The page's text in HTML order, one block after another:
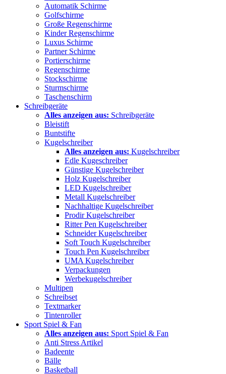
Automatik Schirme
Golfschirme
Große Regenschirme
Kinder Regenschirme
Luxus Schirme
Partner Schirme
Portierschirme
Regenschirme
Stockschirme
Sturmschirme
Taschenschirm
Schreibgeräte
Alles anzeigen aus: Schreibgeräte
Bleistift
Buntstifte
Kugelschreiber
Alles anzeigen aus: Kugelschreiber
Edle Kugeschreiber
Günstige Kugelschreiber
Holz Kugelschreiber
LED Kugelschreiber
Metall Kugelschreiber
Nachhaltige Kugelschreiber
Prodir Kugelschreiber
Ritter Pen Kugelschreiber
Schneider Kugelschreiber
Soft Touch Kugelschreiber
Touch Pen Kugelschreiber
UMA Kugelschreiber
Verpackungen
Werbekugelschreiber
Multipen
Schreibset
Textmarker
Tintenroller
Sport Spiel & Fan
Alles anzeigen aus: Sport Spiel & Fan
Anti Stress Artikel
Badeente
Bälle
Basketball